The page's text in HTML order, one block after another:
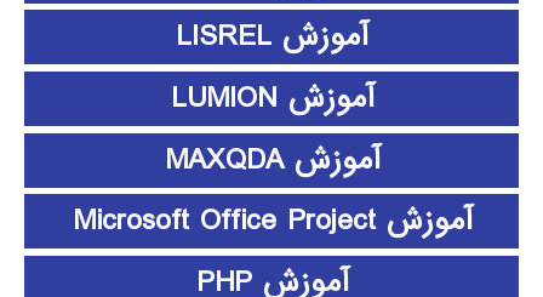
آموزش LISREL
آموزش LUMION
آموزش MAXQDA
آموزش Microsoft Office Project
آموزش PHP